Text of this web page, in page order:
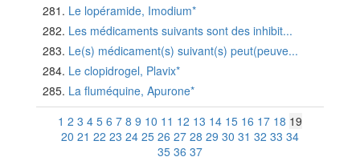
Le lopéramide, Imodium*
Les médicaments suivants sont des inhibit...
Le(s) médicament(s) suivant(s) peut(peuve...
Le clopidrogel, Plavix*
La fluméquine, Apurone*
1 2 3 4 5 6 7 8 9 10 11 12 13 14 15 16 17 18 19
20 21 22 23 24 25 26 27 28 29 30 31 32 33 34
35 36 37